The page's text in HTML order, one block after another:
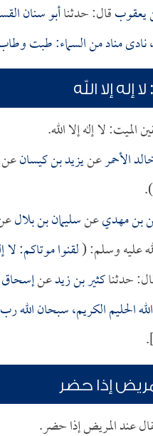
قال: حدثناأبو سنان
مناد من السماء: طبت
إلا الله
لا إله إلا الله.
الأحمرعنيزيد بن كيسان
).
بن مهديعنسليمان بن بلال
عليه وسلم: (لقنوا موتاكم: لا
حدثناكثير بن زيدعنإسحاق
الحليم الكريم، سبحان
إذا حضر
عند المريض إذا حضر.